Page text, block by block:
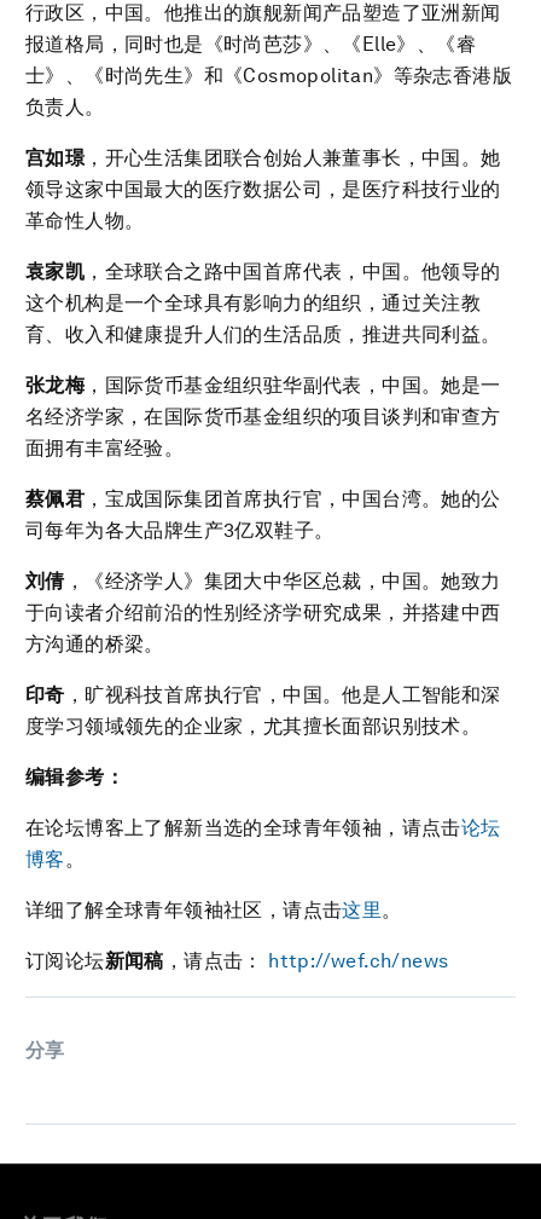
行政区，中国。他推出的旗舰新闻产品塑造了亚洲新闻
报道格局，同时也是《时尚芭莎》、《Elle》、《睿
士》、《时尚先生》和《Cosmopolitan》等杂志香港版
负责人。
宫如璟，开心生活集团联合创始人兼董事长，中国。她
领导这家中国最大的医疗数据公司，是医疗科技行业的
革命性人物。
袁家凯 ，全球联合之路中国首席代表，中国。他领导的
这个机构是一个全球具有影响力的组织，通过关注教
育、收入和健康提升人们的生活品质，推进共同利益。
张龙梅，国际货币基金组织驻华副代表，中国。她是一
名经济学家，在国际货币基金组织的项目谈判和审查方
面拥有丰富经验。
蔡佩君 ，宝成国际集团首席执行官，中国台湾。她的公
司每年为各大品牌生产3亿双鞋子。
刘倩，《经济学人》集团大中华区总裁，中国。她致力
于向读者介绍前沿的性别经济学研究成果，并搭建中西
方沟通的桥梁。
印奇 ，旷视科技首席执行官，中国。他是人工智能和深
度学习领域领先的企业家，尤其擅长面部识别技术。
编辑参考：
在论坛博客上了解新当选的全球青年领袖，请点击论坛
博客。
详细了解全球青年领袖社区，请点击这里。
订阅论坛新闻稿 ，请点击： http://wef.ch/news
分享